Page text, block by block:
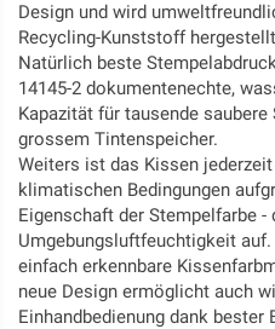
Design und wird
Recycling-Kunststoff
Natürlich beste
14145-2 dokumentenechte,
Kapazität für tausende
grossem Tintenspeicher.
Weiters ist das Kissen
klimatischen Bedingungen
Eigenschaft der Stempelfarbe
Umgebungsluftfeuchtigkeit
einfach erkennbare
neue Design ermöglicht auch
Einhandbedienung dank bester